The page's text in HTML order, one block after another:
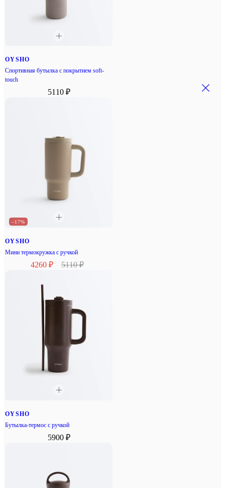
OYSHO
Спортивная бутылка с покрытием soft-
touch
5110 ₽
–17%
OYSHO
Мини термокружка с ручкой
4260 ₽ 5110 ₽
OYSHO
Бутылка-термос с ручкой
5900 ₽